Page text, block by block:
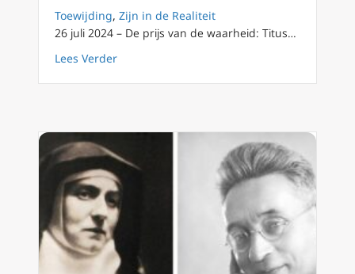
Toewijding, Zijn in de Realiteit
26 juli 2024 – De prijs van de waarheid: Titus…
Lees Verderabout 27 Juli gedenkdag: H.Titus